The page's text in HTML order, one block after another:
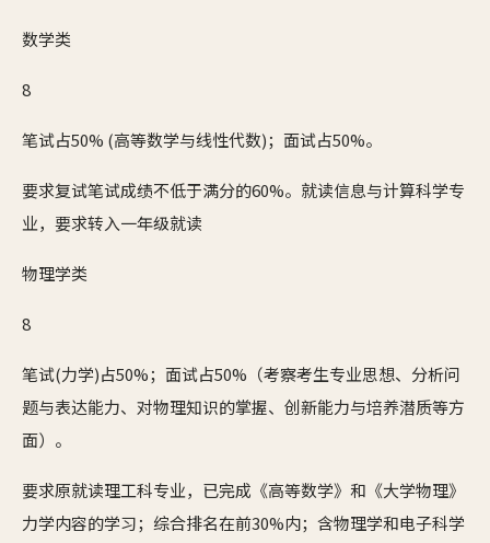
数学类
8
笔试占50% (高等数学与线性代数)；面试占50%。
要求复试笔试成绩不低于满分的60%。就读信息与计算科学专
业，要求转入一年级就读
物理学类
8
笔试(力学)占50%；面试占50%（考察考生专业思想、分析问
题与表达能力、对物理知识的掌握、创新能力与培养潜质等方
面）。
要求原就读理工科专业，已完成《高等数学》和《大学物理》
力学内容的学习；综合排名在前30%内；含物理学和电子科学